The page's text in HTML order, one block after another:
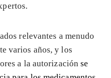
relevantes a menudo
varios años, y los
a la autorizaciónse